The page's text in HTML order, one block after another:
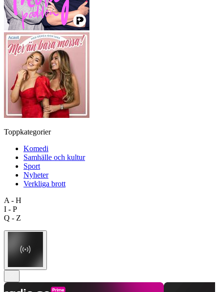
Toppkategorier
Komedi
Samhälle och kultur
Sport
Nyheter
Verkliga brott
A - H
I - P
Q - Z